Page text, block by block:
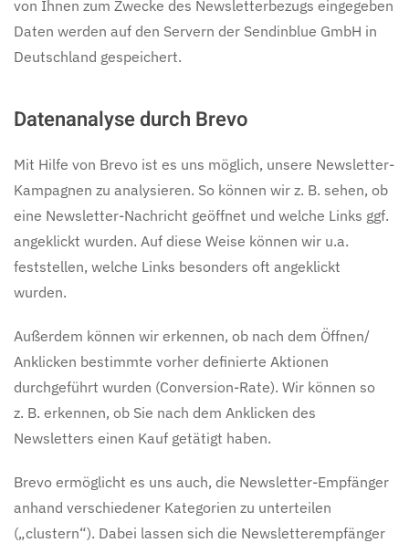
von Ihnen zum Zwecke des Newsletterbezugs eingegeben
Daten werden auf den Servern der Sendinblue GmbH in
Deutschland gespeichert.
Datenanalyse durch Brevo
Mit Hilfe von Brevo ist es uns möglich, unsere Newsletter-
Kampagnen zu analysieren. So können wir z. B. sehen, ob
eine Newsletter-Nachricht geöffnet und welche Links ggf.
angeklickt wurden. Auf diese Weise können wir u.a.
feststellen, welche Links besonders oft angeklickt
wurden.
Außerdem können wir erkennen, ob nach dem Öffnen/
Anklicken bestimmte vorher definierte Aktionen
durchgeführt wurden (Conversion-Rate). Wir können so
z. B. erkennen, ob Sie nach dem Anklicken des
Newsletters einen Kauf getätigt haben.
Brevo ermöglicht es uns auch, die Newsletter-Empfänger
anhand verschiedener Kategorien zu unterteilen
(„clustern“). Dabei lassen sich die Newsletterempfänger